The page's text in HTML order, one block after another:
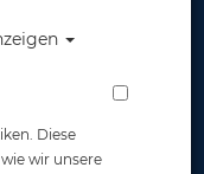
Diese
wir unsere